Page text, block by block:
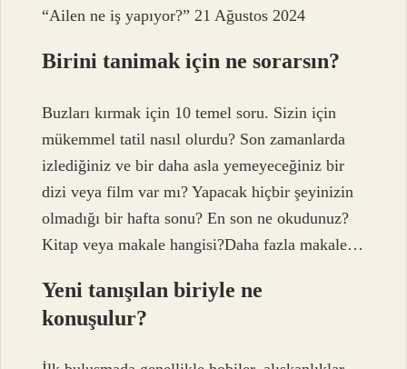
“Ailen ne iş yapıyor?” 21 Ağustos 2024
Birini tanimak için ne sorarsın?
Buzları kırmak için 10 temel soru. Sizin için
mükemmel tatil nasıl olurdu? Son zamanlarda
izlediğiniz ve bir daha asla yemeyeceğiniz bir
dizi veya film var mı? Yapacak hiçbir şeyinizin
olmadığı bir hafta sonu? En son ne okudunuz?
Kitap veya makale hangisi?Daha fazla makale…
Yeni tanışılan biriyle ne
konuşulur?